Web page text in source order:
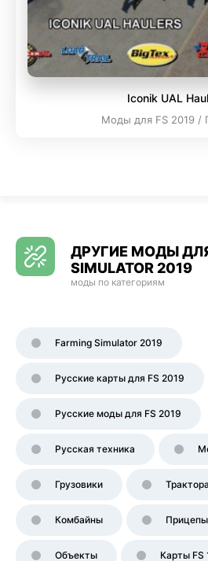
Iconik UAL
Моды для FS 2019 /
ДРУГИЕ МОДЫ ДЛЯ
SIMULATOR 2019
моды по категориям
Farming Simulator 2019
Русские карты для FS 2019
Русские моды для FS 2019
Русская техника
Грузовики
Комбайны Прицепы
Объекты Карты FS